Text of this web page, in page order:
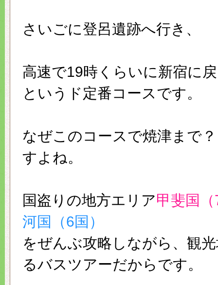
さいごに登呂遺跡へ行き、
高速で19時くらいに新宿に
というド定番コースです。
なぜこのコースで焼津まで
すよね。
国盗りの地方エリア甲斐国
河国（6国）
をぜんぶ攻略しながら、観
るバスツアーだからです。